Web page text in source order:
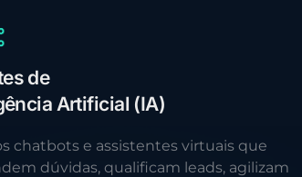
de
Artificial (IA)
chatbots e assistentes virtuais que
dúvidas, qualificam leads, agilizam